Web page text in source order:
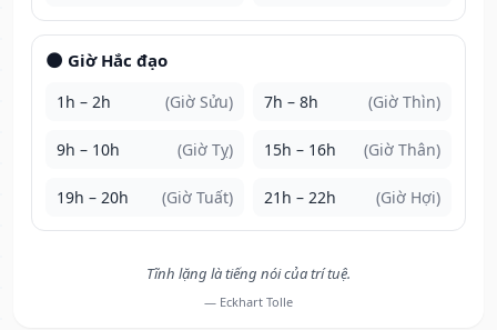
🌑 Giờ Hắc đạo
1h – 2h (Giờ Sửu) 7h – 8h (Giờ Thìn)
9h – 10h (Giờ Tỵ) 15h – 16h (Giờ Thân)
19h – 20h (Giờ Tuất) 21h – 22h (Giờ Hợi)
Tĩnh lặng là tiếng nói của trí tuệ.
— Eckhart Tolle